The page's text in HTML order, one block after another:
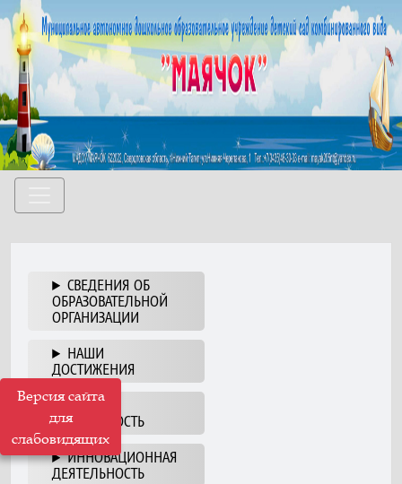
Версия сайта
для
слабовидящих
СВЕДЕНИЯ ОБ
ОБРАЗОВАТЕЛЬНОЙ
ОРГАНИЗАЦИИ
НАШИ
ДОСТИЖЕНИЯ
НАША
ДЕЯТЕЛЬНОСТЬ
ИННОВАЦИОННАЯ
ДЕЯТЕЛЬНОСТЬ